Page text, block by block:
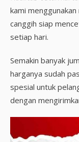
kami
canggih siap
setiap hari.
Semakin banyak
harganya sudah
spesial untuk
dengan